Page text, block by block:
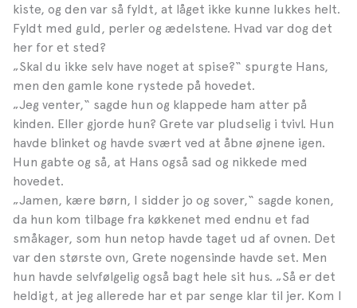
kiste, og den var så fyldt, at låget ikke kunne lukkes helt.
Fyldt med guld, perler og ædelstene. Hvad var dog det
her for et sted?
„Skal du ikke selv have noget at spise?“ spurgte Hans,
men den gamle kone rystede på hovedet.
„Jeg venter,“ sagde hun og klappede ham atter på
kinden. Eller gjorde hun? Grete var pludselig i tvivl. Hun
havde blinket og havde svært ved at åbne øjnene igen.
Hun gabte og så, at Hans også sad og nikkede med
hovedet.
„Jamen, kære børn, I sidder jo og sover,“ sagde konen,
da hun kom tilbage fra køkkenet med endnu et fad
småkager, som hun netop havde taget ud af ovnen. Det
var den største ovn, Grete nogensinde havde set. Men
hun havde selvfølgelig også bagt hele sit hus. „Så er det
heldigt, at jeg allerede har et par senge klar til jer. Kom I